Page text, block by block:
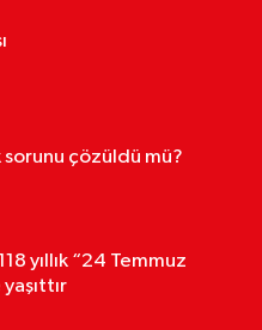
sorunu çözüldü mü?
yıllık “24 Temmuz